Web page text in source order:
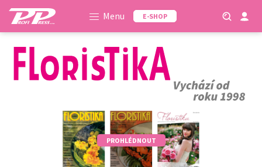
Menu E-SHOP
PROHLÉDNOUT